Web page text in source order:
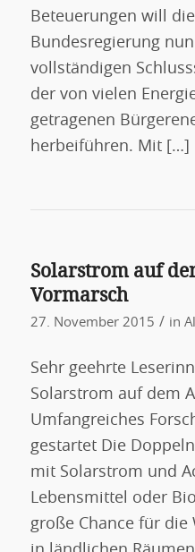
Beteuerungen will
Bundesregierung
vollständigen
der von vielen
getragenen
herbeiführen. Mit […]
Solarstrom auf
Vormarsch
27. November 2015 / in
Sehr geehrte
Solarstrom auf dem
Umfangreiches
gestartet Die
mit Solarstrom und
Lebensmittel oder
große Chance für